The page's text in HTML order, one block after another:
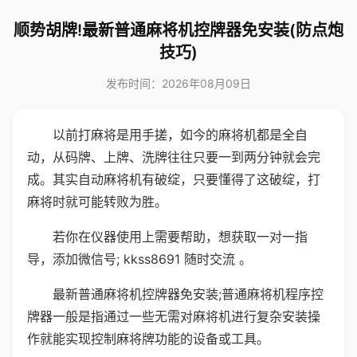
顺势胡牌!最新普通麻将机控牌器免安装(防点炮
技巧)
发布时间：2026年08月09日
以前打麻将是用手搓，如今的麻将机都是全自
动，从码牌、上牌、洗牌往往只要一到两分钟就会完
成。其实自动麻将机有破绽，只要懂得了这破绽，打
麻将时就可能转败为胜。
若你在仪器使用上需要帮助，想获取一对一指
导，添加微信号; kkss8691 随时交流 。
最新普通麻将机控牌器免安装;普通麻将机程序控
牌器一般是指通过一些无需对麻将机进行复杂安装操
作就能实现控制麻将牌功能的设备或工具。